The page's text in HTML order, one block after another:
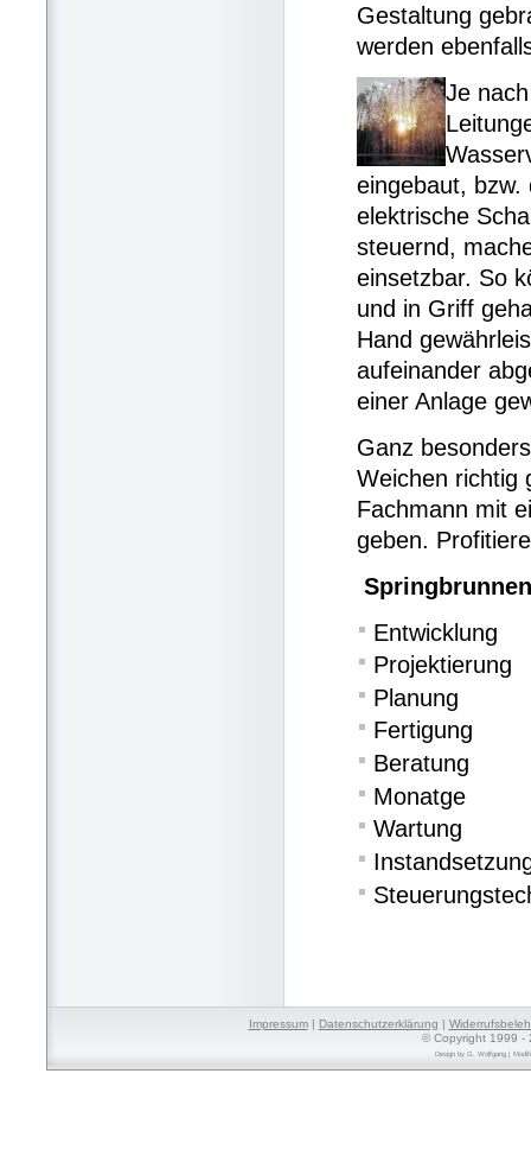
Gestaltung
werden
Je
eingebaut, bzw.
elektrische
steuernd,
einsetzbar. So
und in Griff
Hand
aufeinander
einer Anlage
Ganz
Weichen richtig
Fachmann mit
geben.
Entwicklung
Projektierung
Planung
Fertigung
Beratung
Monatge
Wartung
Impressum| Datenschutzerklärung |
© Copyright 1999 -
Design by G. Wolfgang|